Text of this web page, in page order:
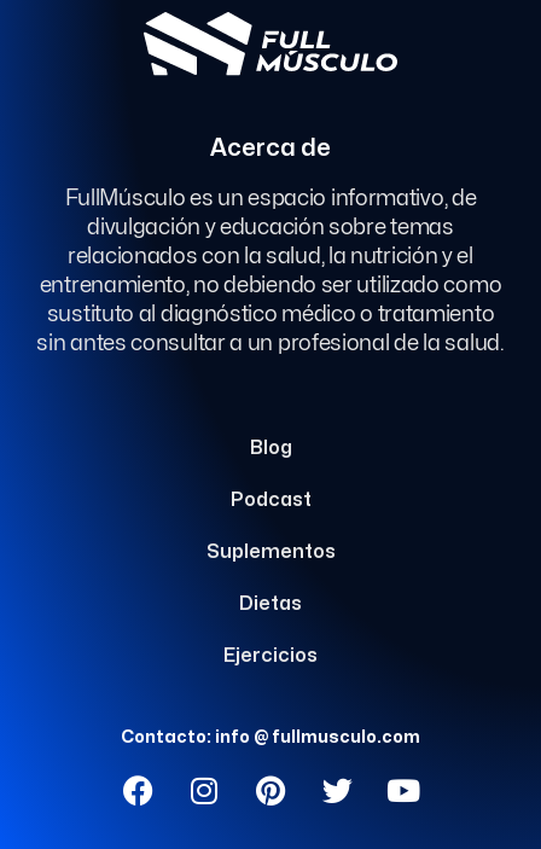
Acerca de
FullMúsculo es un espacio informativo, de
divulgación y educación sobre temas
relacionados con la salud, la nutrición y el
entrenamiento, no debiendo ser utilizado como
sustituto al diagnóstico médico o tratamiento
sin antes consultar a un profesional de la salud.
Blog
Podcast
Suplementos
Dietas
Ejercicios
Contacto: info @ fullmusculo.com
F
I
P
T
Y